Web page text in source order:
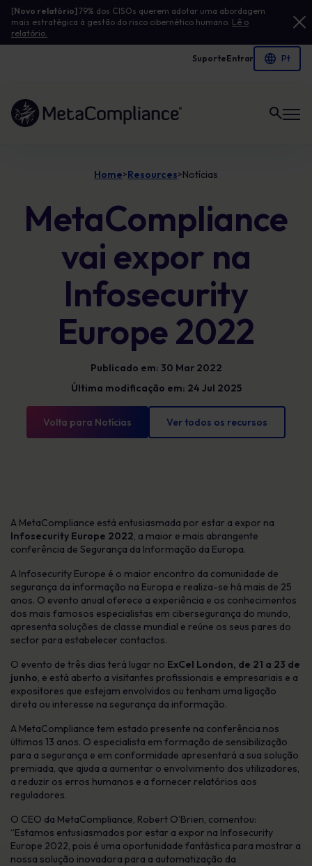
[Novo relatório]79% dos CISOs querem adotar uma abordagem
mais estratégica à gestão do risco cibernético humano. Lê o
relatório.
SuporteEntrar
Ligação à página inicial
Home>Resources>Notícias
MetaCompliance
vai expor na
Infosecurity
Europe 2022
Publicado em: 30 Mar 2022
Última modificação em: 24 Jul 2025
Volta para Notícias Ver todos os recursos
A MetaCompliance está entusiasmada por estar a expor na
Infosecurity Europe 2022, a maior e mais abrangente
conferência de Segurança da Informação da Europa.
A Infosecurity Europe é o maior encontro da comunidade de
segurança da informação na Europa e realiza-se há mais de 25
anos. O evento anual oferece a experiência e os conhecimentos
dos mais famosos especialistas em cibersegurança do mundo,
apresenta soluções de classe mundial e reúne os seus pares do
sector para estabelecer contactos.
O evento de três dias terá lugar no ExCel London, de 21 a 23 de
junho, e está aberto a visitantes profissionais e empresariais e a
expositores que estejam envolvidos ou tenham uma ligação
direta ou interesse na segurança da informação.
A MetaCompliance tem estado presente na conferência nos
últimos 13 anos. O especialista em formação de sensibilização
para a segurança e em conformidade apresentará a sua solução
premiada, que ajuda a aumentar o envolvimento dos utilizadores,
a reduzir os erros humanos e a fornecer relatórios aos
reguladores.
O CEO da MetaCompliance, Robert O’Brien, comentou:
“Estamos entusiasmados por estar a expor na Infosecurity
Europe 2022, pois é uma oportunidade fantástica para mostrar a
nossa solução inovadora para a automatização da